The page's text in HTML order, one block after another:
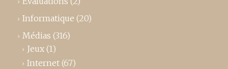
Informatique (20)
Médias (316)
Jeux (1)
Internet (67)